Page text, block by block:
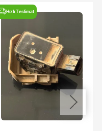
Hızlı Teslimat